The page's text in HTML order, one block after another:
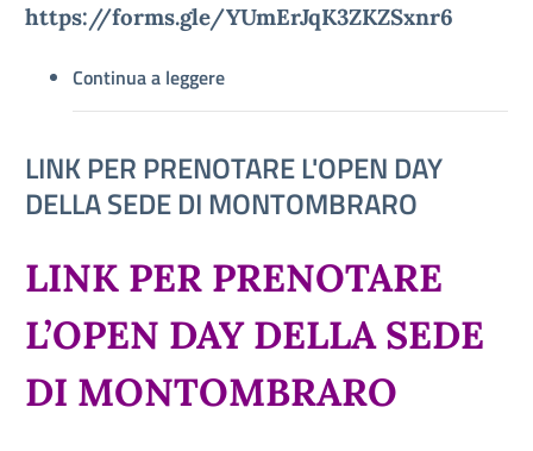
https://forms.gle/YUmErJqK3ZKZSxnr6
Continua a leggere
LINK PER PRENOTARE L'OPEN DAY
DELLA SEDE DI MONTOMBRARO
LINK PER PRENOTARE
L’OPEN DAY DELLA SEDE
DI MONTOMBRARO